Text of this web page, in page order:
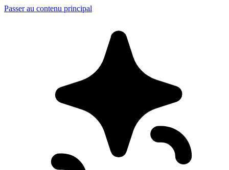
Passer au contenu principal